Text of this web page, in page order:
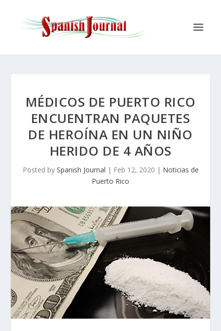
MÉDICOS DE PUERTO RICO
ENCUENTRAN PAQUETES
DE HEROÍNA EN UN NIÑO
HERIDO DE 4 AÑOS
Posted by Spanish Journal | Feb 12, 2020 | Noticias de
Puerto Rico